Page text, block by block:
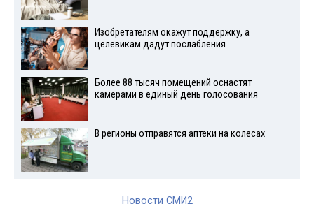
Изобретателям окажут поддержку, а
целевикам дадут послабления
Более 88 тысяч помещений оснастят
камерами в единый день голосования
В регионы отправятся аптеки на колесах
Новости СМИ2